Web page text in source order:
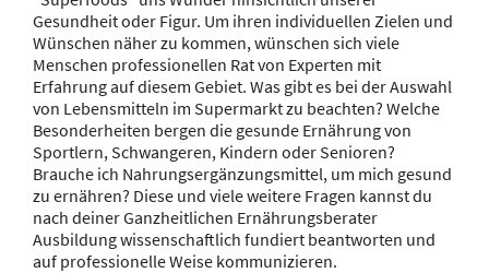
Gesundheit oder Figur. Um ihren individuellen Zielen und
Wünschen näher zu kommen, wünschen sich viele
Menschen professionellen Rat von Experten mit
Erfahrung auf diesem Gebiet. Was gibt es bei der Auswahl
von Lebensmitteln im Supermarkt zu beachten? Welche
Besonderheiten bergen die gesunde Ernährung von
Sportlern, Schwangeren, Kindern oder Senioren?
Brauche ich Nahrungsergänzungsmittel, um mich gesund
zu ernähren? Diese und viele weitere Fragen kannst du
nach deiner Ganzheitlichen Ernährungsberater
Ausbildung wissenschaftlich fundiert beantworten und
auf professionelle Weise kommunizieren.